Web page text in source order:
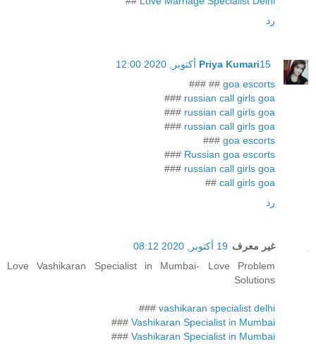
رد
Priya Kumari15 أكتوبر, 2020 12:00
goa escorts
## ###
russian call girls goa
###
russian call girls goa
###
russian call girls goa
###
goa escorts
###
Russian goa escorts
###
russian call girls goa
###
call girls goa
##
رد
غير معرف 19 أكتوبر, 2020 08:12
Love Vashikaran Specialist in Mumbai- Love Problem
Solutions
vashikaran specialist delhi
###
Vashikaran Specialist in Mumbai
###
Vashikaran Specialist in Mumbai
###